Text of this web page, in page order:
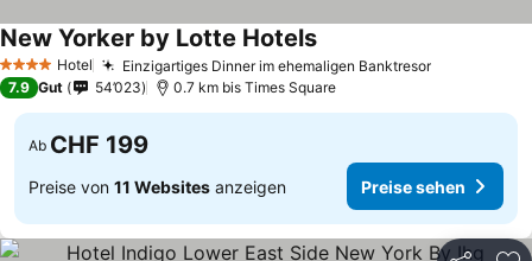
4 Sterne Hotel Einzigartiges Dinner im ehemaligen Banktresor
New Yorker by Lotte Hotels
7.9 Gut 54’023 0.7 km bis Times Square
Ab CHF 199
Preise von 11 Websites anzeigen Preise sehen